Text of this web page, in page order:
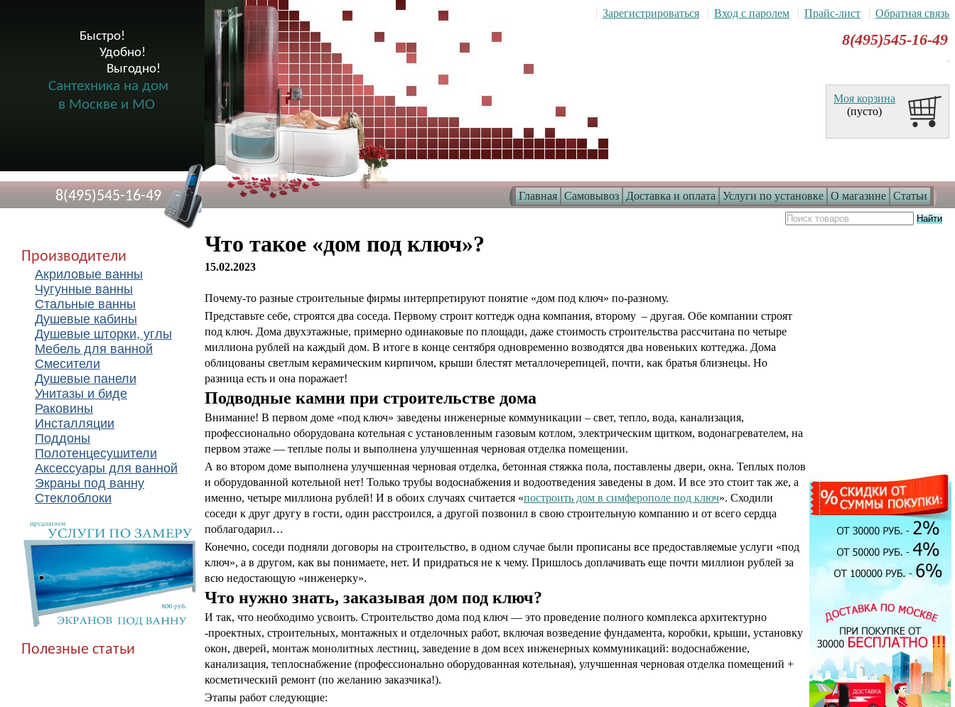
Главная Самовывоз Доставка и оплата Услуги по установке О магазине Статьи
Быстро!
              Удобно!
                      Выгодно!
Сантехника на дом
в Москве и МО
8(495)545-16-49
Зарегистрироваться Вход с паролем Прайс-лист Обратная связь
8(495)545-16-49
Моя корзина
(пусто)
Производители
Акриловые ванны
Чугунные ванны
Стальные ванны
Душевые кабины
Душевые шторки, углы
Мебель для ванной
Смесители
Душевые панели
Унитазы и биде
Раковины
Инсталляции
Поддоны
Полотенцесушители
Аксессуары для ванной
Экраны под ванну
Стеклоблоки
Полезные статьи
Что такое «дом под ключ»?
15.02.2023
Почему-то разные строительные фирмы интерпретируют понятие «дом под ключ» по-разному.
Представьте себе, строятся два соседа. Первому строит коттедж одна компания, второму – другая. Обе компании строят
под ключ. Дома двухэтажные, примерно одинаковые по площади, даже стоимость строительства рассчитана по четыре
миллиона рублей на каждый дом. В итоге в конце сентября одновременно возводятся два новеньких коттеджа. Дома
облицованы светлым керамическим кирпичом, крыши блестят металлочерепицей, почти, как братья близнецы. Но
разница есть и она поражает!
Подводные камни при строительстве дома
Внимание! В первом доме «под ключ» заведены инженерные коммуникации – свет, тепло, вода, канализация,
профессионально оборудована котельная с установленным газовым котлом, электрическим щитком, водонагревателем, на
первом этаже — теплые полы и выполнена улучшенная черновая отделка помещении.
А во втором доме выполнена улучшенная черновая отделка, бетонная стяжка пола, поставлены двери, окна. Теплых полов
и оборудованной котельной нет! Только трубы водоснабжения и водоотведения заведены в дом. И все это стоит так же, а
именно, четыре миллиона рублей! И в обоих случаях считается «построить дом в симферополе под ключ». Сходили
соседи к друг другу в гости, один расстроился, а другой позвонил в свою строительную компанию и от всего сердца
поблагодарил…
Конечно, соседи подняли договоры на строительство, в одном случае были прописаны все предоставляемые услуги «под
ключ», а в другом, как вы понимаете, нет. И придраться не к чему. Пришлось доплачивать еще почти миллион рублей за
всю недостающую «инженерку».
Что нужно знать, заказывая дом под ключ?
И так, что необходимо усвоить. Строительство дома под ключ — это проведение полного комплекса архитектурно
-проектных, строительных, монтажных и отделочных работ, включая возведение фундамента, коробки, крыши, установку
окон, дверей, монтаж монолитных лестниц, заведение в дом всех инженерных коммуникаций: водоснабжение,
канализация, теплоснабжение (профессионально оборудованная котельная), улучшенная черновая отделка помещений +
косметический ремонт (по желанию заказчика!).
Этапы работ следующие:
Экран под ванну
ENGLHOME 150
зеркальный
7900.00 руб.
Душевая кабина Timo T-1190
90x90см
44500.00 руб.